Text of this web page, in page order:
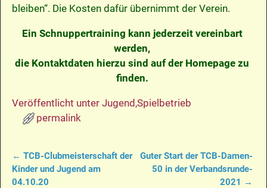
bleiben“. Die Kosten dafür übernimmt der Verein.
Ein Schnuppertraining kann jederzeit vereinbart
werden,
die Kontaktdaten hierzu sind auf der Homepage zu
finden.
Veröffentlicht unter Jugend,Spielbetrieb
permalink
Artikelnavigation
← TCB-Clubmeisterschaft der
Kinder und Jugend am
04.10.20
Guter Start der TCB-Damen-
50 in der Verbandsrunde-
2021 →